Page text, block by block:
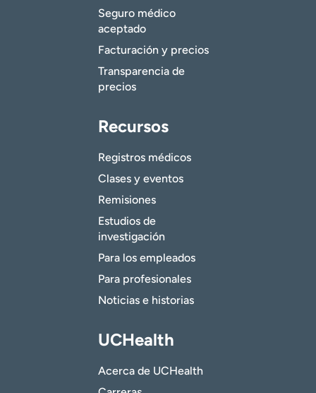
Seguro médico
aceptado
Facturación y precios
Transparencia de
precios
Recursos
Registros médicos
Clases y eventos
Remisiones
Estudios de
investigación
Para los empleados
Para profesionales
Noticias e historias
UCHealth
Acerca de UCHealth